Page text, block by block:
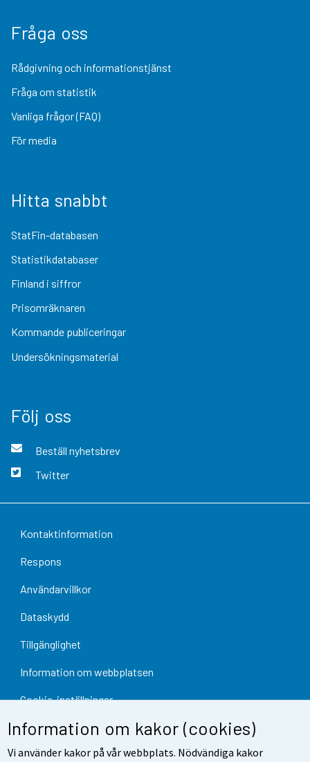
Information om kakor (cookies)
Vi använder kakor på vår webbplats. Nödvändiga kakor
Fråga oss
Rådgivning och informationstjänst
Fråga om statistik
Vanliga frågor (FAQ)
För media
Hitta snabbt
StatFin-databasen
Statistikdatabaser
Finland i siffror
Prisomräknaren
Kommande publiceringar
Undersökningsmaterial
Följ oss
Beställ nyhetsbrev
Twitter
Kontaktinformation
Respons
Användarvillkor
Dataskydd
Tillgänglighet
Information om webbplatsen
Cookie-inställningar